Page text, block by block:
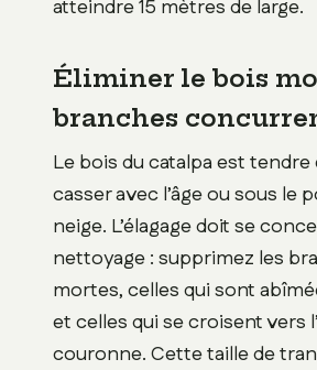
atteindre 15 mètres de large.
Éliminer le bois
branches
Le bois du catalpa est
casser avec l’âge ou sous le
neige. L’élagage doit se
nettoyage : supprimez les
mortes, celles qui sont
et celles qui se croisent vers
couronne. Cette taille de